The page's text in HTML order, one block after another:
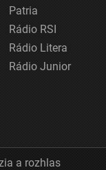
Patria
Rádio RSI
Rádio Litera
Rádio Junior
a rozhlas